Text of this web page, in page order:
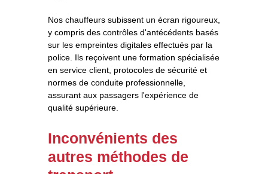
Nos chauffeurs subissent un écran rigoureux,
y compris des contrôles d'antécédents basés
sur les empreintes digitales effectués par la
police. Ils reçoivent une formation spécialisée
en service client, protocoles de sécurité et
normes de conduite professionnelle,
assurant aux passagers l'expérience de
qualité supérieure.
Inconvénients des
autres méthodes de